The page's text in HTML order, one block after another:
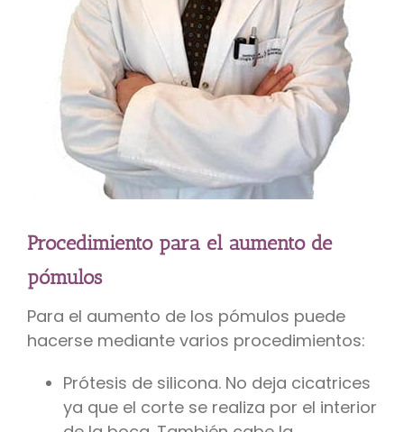
Procedimiento para el aumento de
pómulos
Para el aumento de los pómulos puede
hacerse mediante varios procedimientos:
Prótesis de silicona. No deja cicatrices
ya que el corte se realiza por el interior